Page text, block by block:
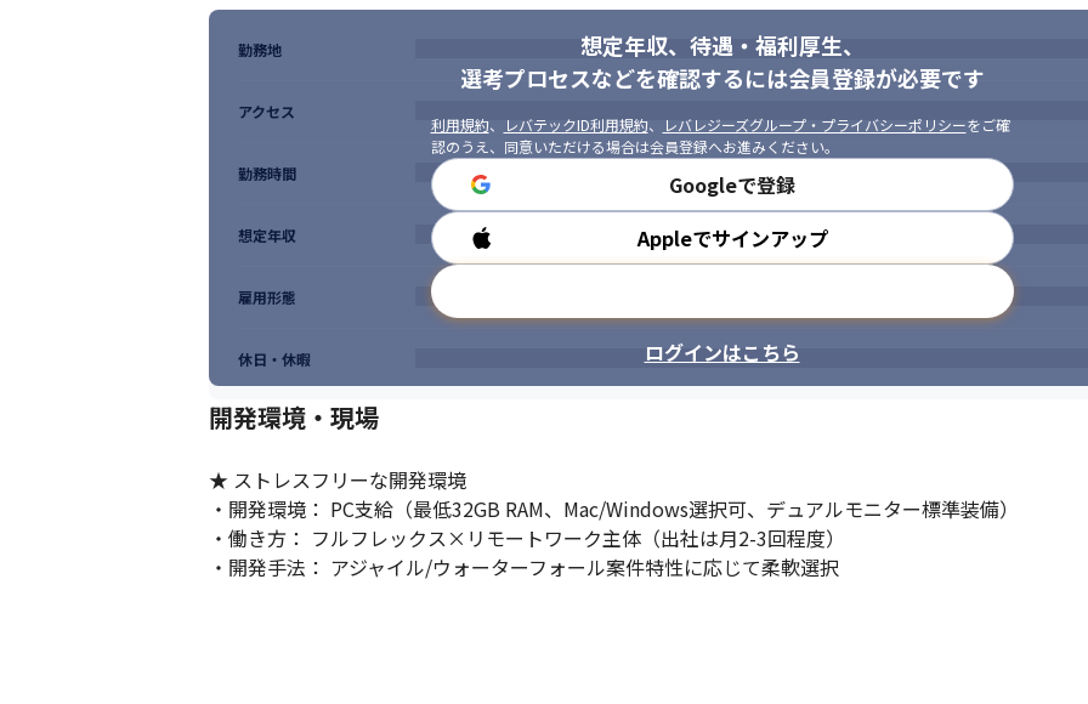
当社には豊富な案件があり、PMは自身のやりたい案件を立候補して担当するのが当社のスタイルです。
月間40件の案件獲得は長年の実績からの顧客の引き合い、グループ会社から営業リソースを活用、顧客紹介等を通
案件については数百万円～数億円規模のビッグプロジェクトがあり、開発手法もウォーターフォール・アジャイル
これらは独立系ベンダーとしての立ち位置をうまく活用し、特定のベンダー、製品を担ぐことなく自由度・選択肢
る予定です。
＜環境面の特徴＞
●年齢による役職定年無しの70歳定年制
●エリアごとの評価制度における格差無し
●前職給与保証
●柔軟なフルフレックス×リモート（今後も推奨予定）
●開発標準PCのメモリは最低32GB（Macやデュアルモニタなど必要な環境を柔軟にご用意）
●勉強会支援（会社の設備、機材の利用許可及び懇親会の補助、業務時間内の内部・外部研修参加自由）
●退職金制度
想定年収、待遇・福利厚生、
選考プロセスなどを確認するには会員登録が必要です
利用規約、 レバテックID利用規約、 レバレジーズグループ・プライバシーポリシーをご確
認のうえ、同意いただける場合は会員登録へお進みください。
Googleで登録
Appleでサインアップ
ログインはこちら
勤務地
アクセス
勤務時間
想定年収
雇用形態
休日・休暇
開発環境・現場
★ ストレスフリーな開発環境
・開発環境： PC支給（最低32GB RAM、Mac/Windows選択可、デュアルモニター標準装備）
・働き方： フルフレックス×リモートワーク主体（出社は月2-3回程度）
・開発手法： アジャイル/ウォーターフォール案件特性に応じて柔軟選択